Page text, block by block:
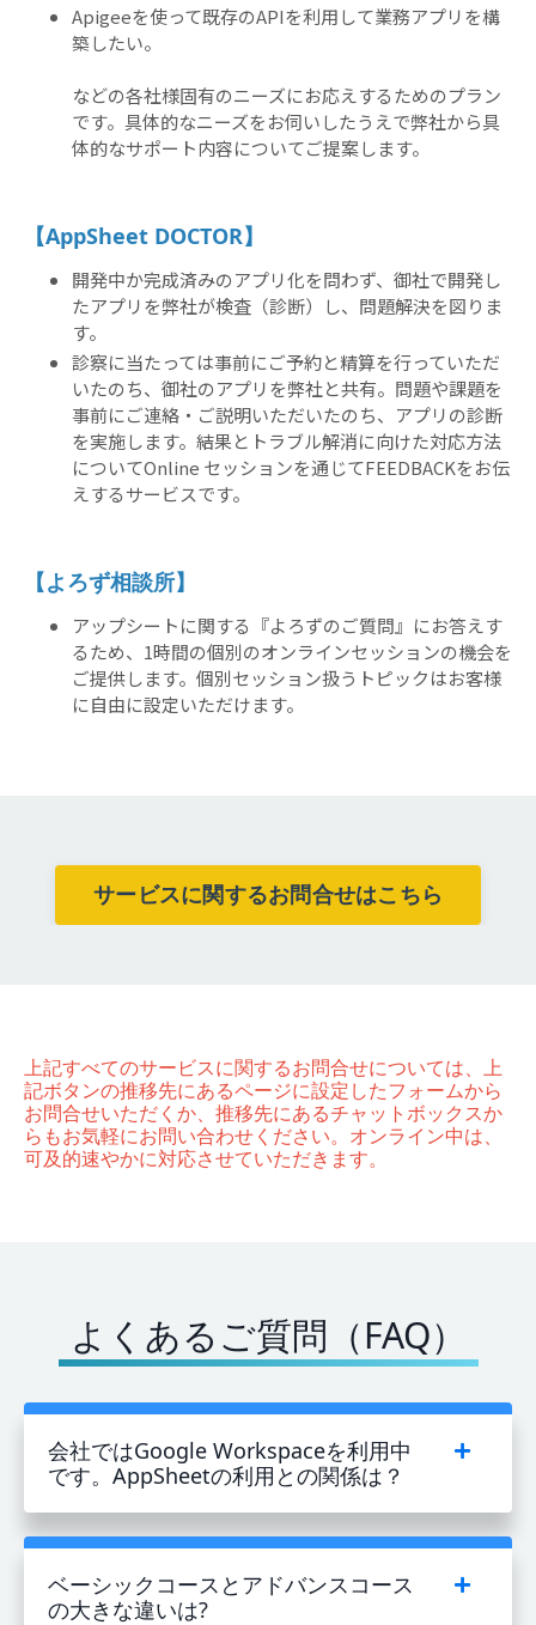
Apigeeを使って既存のAPIを利用して業務アプリを構
築したい。
などの各社様固有のニーズにお応えするためのプラン
です。具体的なニーズをお伺いしたうえで弊社から具
体的なサポート内容についてご提案します。
【AppSheet DOCTOR】
開発中か完成済みのアプリ化を問わず、御社で開発し
たアプリを弊社が検査（診断）し、問題解決を図りま
す。
診察に当たっては事前にご予約と精算を行っていただ
いたのち、御社のアプリを弊社と共有。問題や課題を
事前にご連絡・ご説明いただいたのち、アプリの診断
を実施します。結果とトラブル解消に向けた対応方法
についてOnline セッションを通じてFEEDBACKをお伝
えするサービスです。
【よろず相談所】
アップシートに関する『よろずのご質問』にお答えす
るため、1時間の個別のオンラインセッションの機会を
ご提供します。個別セッション扱うトピックはお客様
に自由に設定いただけます。
サービスに関するお問合せはこちら
上記すべてのサービスに関するお問合せについては、上
記ボタンの推移先にあるページに設定したフォームから
お問合せいただくか、推移先にあるチャットボックスか
らもお気軽にお問い合わせください。オンライン中は、
可及的速やかに対応させていただきます。
よくあるご質問（FAQ）
会社ではGoogle Workspaceを利用中
です。AppSheetの利用との関係は？
ベーシックコースとアドバンスコース
の大きな違いは?